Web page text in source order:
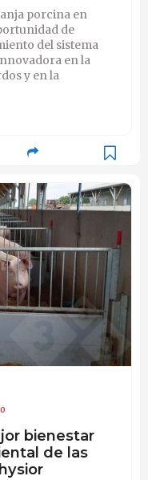
porcina en
de
del sistema
en la
y en la
bienestar
de las